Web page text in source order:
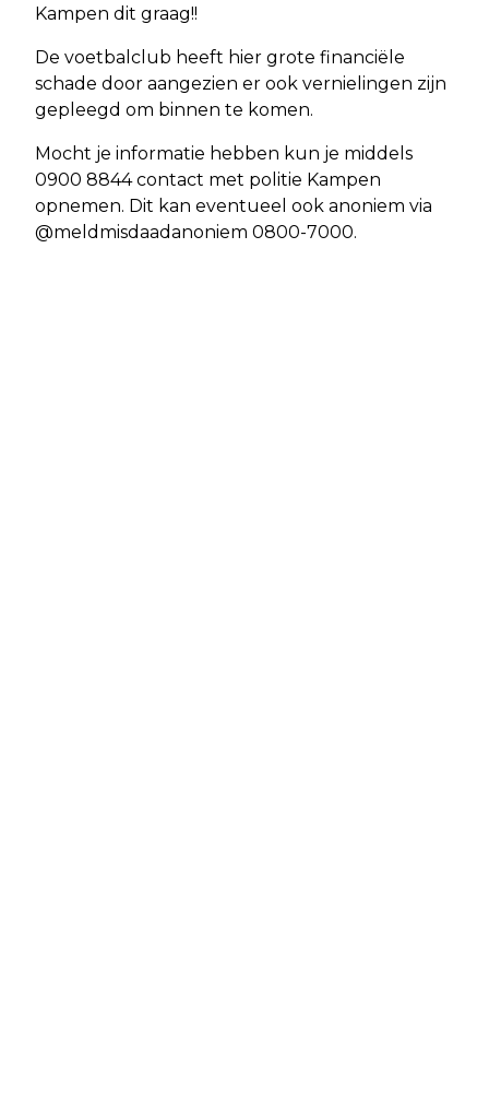
Kampen dit graag!!
De voetbalclub heeft hier grote financiële
schade door aangezien er ook vernielingen zijn
gepleegd om binnen te komen.
Mocht je informatie hebben kun je middels
0900 8844 contact met politie Kampen
opnemen. Dit kan eventueel ook anoniem via
@meldmisdaadanoniem 0800-7000.